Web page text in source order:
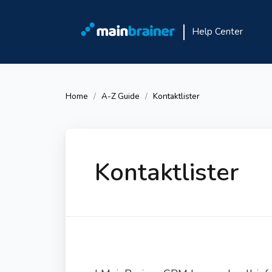
Help Center
Home A-Z Guide Kontaktlister
Kontaktlister